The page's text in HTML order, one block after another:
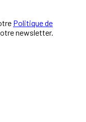
Politique de
newsletter.